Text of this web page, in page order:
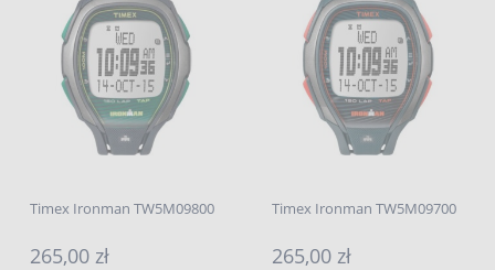
Timex Ironman TW5M09800
265,00 zł
Timex Ironman TW5M09700
265,00 zł